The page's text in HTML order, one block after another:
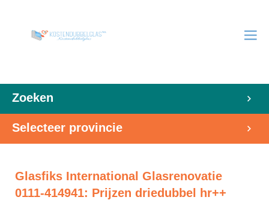
Zoeken
Selecteer provincie
Glasfiks International Glasrenovatie
0111-414941: Prijzen driedubbel hr++